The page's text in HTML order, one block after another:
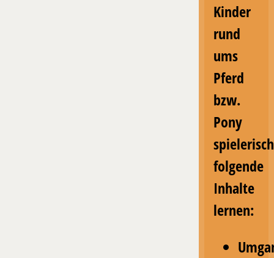
Kinder
rund
ums
Pferd
bzw.
Pony
spielerisch
folgende
Inhalte
lernen: